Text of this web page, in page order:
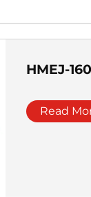
HMEJ-
Read